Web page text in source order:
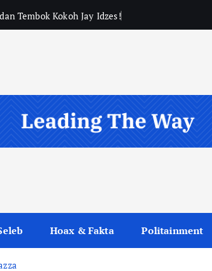
Tembok Kokoh Jay Idzes!
Hoax & Fakta Politainment